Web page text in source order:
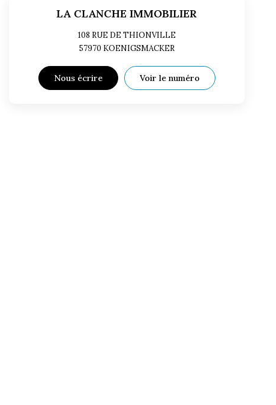
LA CLANCHE IMMOBILIER
108 RUE DE THIONVILLE
57970 KOENIGSMACKER
Nous écrire Voir le numéro